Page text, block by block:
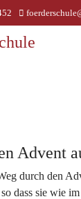
Advent
durch den
dass sie wie